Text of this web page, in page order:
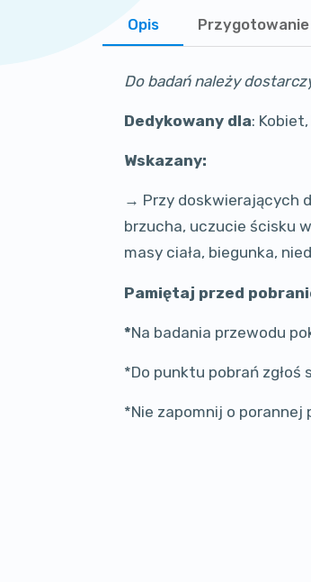
Opis Przygotowanie
Do badań należy
Dedykowany dla:
Wskazany:
→ Przy doskwierających
brzucha, uczucie ścisku
masy ciała, biegunka,
Pamiętaj przed
*Na badania przewodu
*Do punktu pobrań zgłoś
*Nie zapomnij o porannej